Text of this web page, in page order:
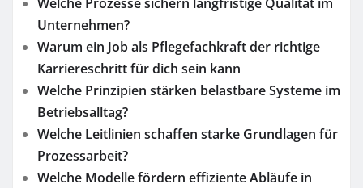
Unternehmen?
Warum ein Job als Pflegefachkraft der richtige
Karriereschritt für dich sein kann
Welche Prinzipien stärken belastbare Systeme im
Betriebsalltag?
Welche Leitlinien schaffen starke Grundlagen für
Prozessarbeit?
Welche Modelle fördern effiziente Abläufe in